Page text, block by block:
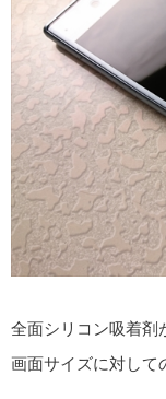
全面シリコン吸着剤
画面サイズに対して